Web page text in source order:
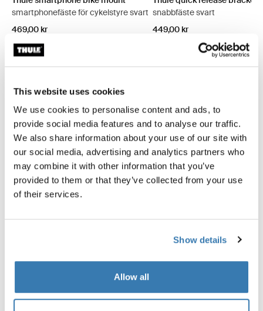
This website uses cookies
We use cookies to personalise content and ads, to
provide social media features and to analyse our traffic.
We also share information about your use of our site with
our social media, advertising and analytics partners who
may combine it with other information that you’ve
provided to them or that they’ve collected from your use
of their services.
Show details
Allow all
smartphonefäste för cykelstyre svart
469,00 kr
snabbfäste svart
449,00 kr
Toggle overview
Produktbeskrivning
Toggle features
Alla funktioner
Toggle techspec
Tekniska specifikationer
Recensioner